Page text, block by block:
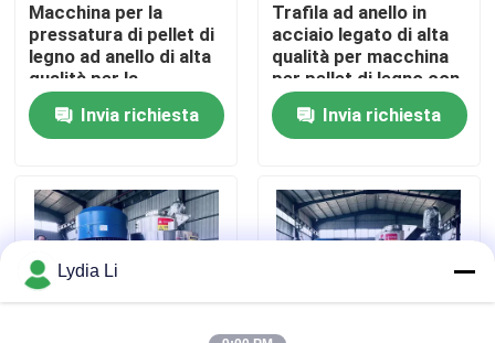
Controllo di qualità
Contattaci
Richiedere un preventivo
Macchina del mulino della pallina
Fabbricazione di pellet di legno
Macchina per la
pressatura di pellet di
legno ad anello di alta
qualità per la
produzione di energia
pulita Invia richiesta
Trafila ad anello in
acciaio legato di alta
qualità per macchina
per pellet di legno con
lubrificazione
automatica e
trasmissione a
efficiente
Invia richiesta
Lydia Li